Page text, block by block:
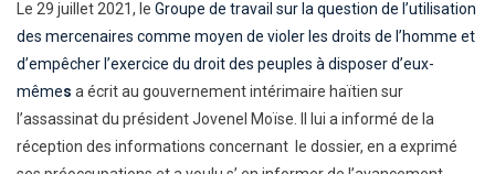
Le 29 juillet 2021, le Groupe de travail sur la question de l’utilisation
des mercenaires comme moyen de violer les droits de l’homme et
d’empêcher l’exercice du droit des peuples à disposer d’eux-
mêmes a écrit au gouvernement intérimaire haïtien sur
l’assassinat du président Jovenel Moïse. Il lui a informé de la
réception des informations concernant le dossier, en a exprimé